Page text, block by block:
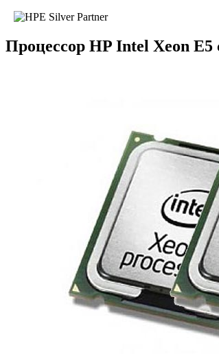
Процессор HP Intel Xeon E5